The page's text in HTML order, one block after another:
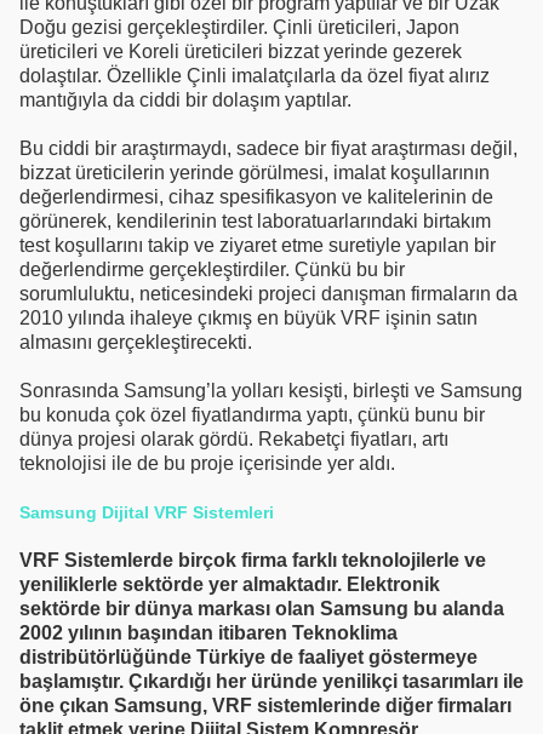
Doğu gezisi gerçekleştirdiler. Çinli üreticileri, Japon
üreticileri ve Koreli üreticileri bizzat yerinde gezerek
dolaştılar. Özellikle Çinli imalatçılarla da özel fiyat alırız
mantığıyla da ciddi bir dolaşım yaptılar.
Bu ciddi bir araştırmaydı, sadece bir fiyat araştırması değil,
bizzat üreticilerin yerinde görülmesi, imalat koşullarının
değerlendirmesi, cihaz spesifikasyon ve kalitelerinin de
görünerek, kendilerinin test laboratuarlarındaki birtakım
test koşullarını takip ve ziyaret etme suretiyle yapılan bir
değerlendirme gerçekleştirdiler. Çünkü bu bir
sorumluluktu, neticesindeki projeci danışman firmaların da
2010 yılında ihaleye çıkmış en büyük VRF işinin satın
almasını gerçekleştirecekti.
Sonrasında Samsung’la yolları kesişti, birleşti ve Samsung
bu konuda çok özel fiyatlandırma yaptı, çünkü bunu bir
dünya projesi olarak gördü. Rekabetçi fiyatları, artı
teknolojisi ile de bu proje içerisinde yer aldı.
Samsung Dijital VRF Sistemleri
VRF Sistemlerde birçok firma farklı teknolojilerle ve
yeniliklerle sektörde yer almaktadır. Elektronik
sektörde bir dünya markası olan Samsung bu alanda
2002 yılının başından itibaren Teknoklima
distribütörlüğünde Türkiye de faaliyet göstermeye
başlamıştır. Çıkardığı her üründe yenilikçi tasarımları ile
öne çıkan Samsung, VRF sistemlerinde diğer firmaları
taklit etmek yerine Dijital Sistem Kompresör